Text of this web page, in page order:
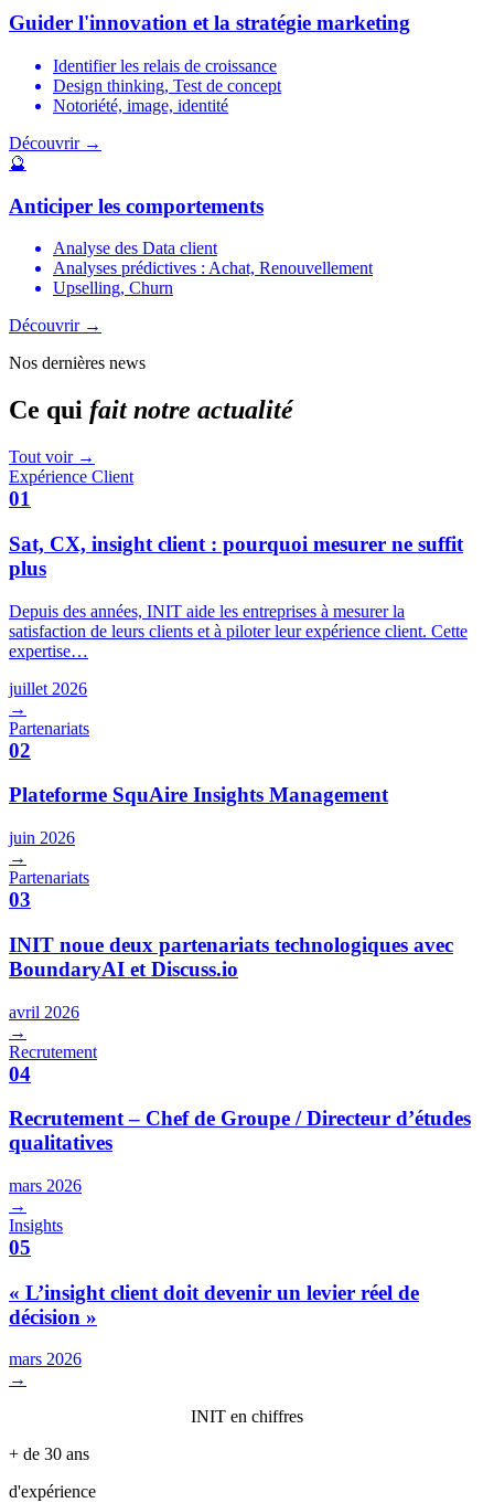
Guider l'innovation et la stratégie marketing
Identifier les relais de croissance
Design thinking, Test de concept
Notoriété, image, identité
Découvrir →
🔮
Anticiper les comportements
Analyse des Data client
Analyses prédictives : Achat, Renouvellement
Upselling, Churn
Découvrir →
Nos dernières news
Ce qui fait notre actualité
Tout voir →
Expérience Client
01
Sat, CX, insight client : pourquoi mesurer ne suffit
plus
Depuis des années, INIT aide les entreprises à mesurer la
satisfaction de leurs clients et à piloter leur expérience client. Cette
expertise…
juillet 2026
→
Partenariats
02
Plateforme SquAire Insights Management
juin 2026
→
Partenariats
03
INIT noue deux partenariats technologiques avec
BoundaryAI et Discuss.io
avril 2026
→
Recrutement
04
Recrutement – Chef de Groupe / Directeur d’études
qualitatives
mars 2026
→
Insights
05
« L’insight client doit devenir un levier réel de
décision »
mars 2026
→
INIT en chiffres
+ de 30 ans
d'expérience